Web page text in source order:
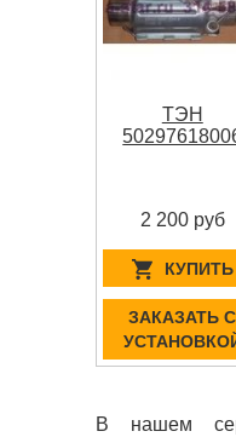
ТЭН
2 200 руб
КУПИТЬ
ЗАКАЗАТЬ С
В нашем